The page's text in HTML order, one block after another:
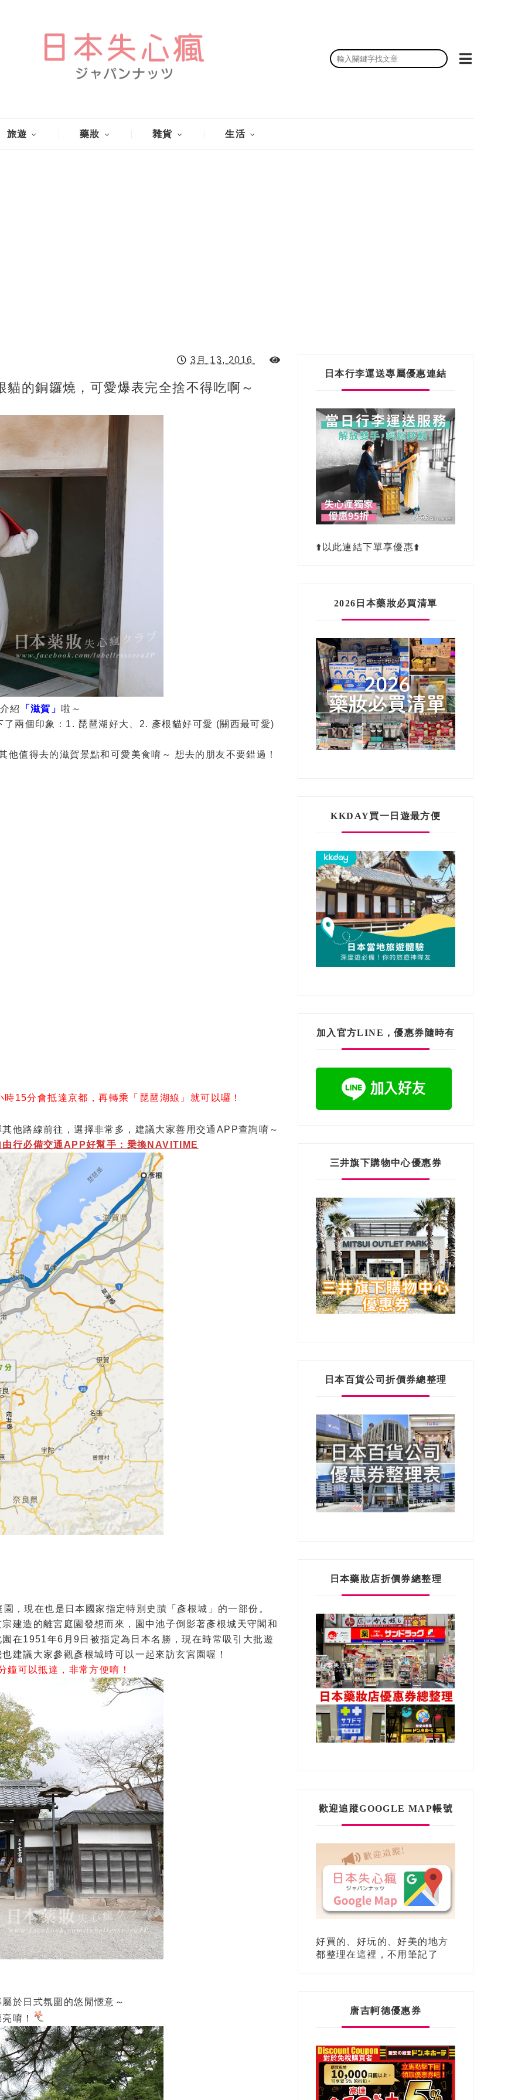
旅遊 藥妝 雜貨 生活
3月 13, 2016
的銅鑼燒，可愛爆表完全捨不得吃啊～
紹 「滋賀」 啦～
兩個印象：1. 琵琶湖好大、2. 彥根貓好可愛 (關西最可愛)
值得去的滋賀景點和可愛美食唷～ 想去的朋友不要錯過！
時15分會抵達京都，再轉乘「琵琶湖線」就可以囉！
他路線前往，選擇非常多，建議大家善用交通APP查詢唷～
由行必備交通APP好幫手：乗換NAVITIME
，現在也是日本國家指定特別史蹟「彥根城」的一部份。
建造的離宮庭園發想而來，園中池子倒影著彥根城天守閣和
在1951年6月9日被指定為日本名勝，現在時常吸引大批遊
建議大家參觀彥根城時可以一起來訪玄宮園喔！
鐘可以抵達，非常方便唷！
於日式氛圍的悠閒愜意～
唷！
日本行李運送專屬優惠連結
⬆️以此連結下單享優惠⬆️
2026日本藥妝必買清單
KKDAY買一日遊最方便
加入官方LINE，優惠券隨時有
三井旗下購物中心優惠券
日本百貨公司折價券總整理
日本藥妝店折價券總整理
歡迎追蹤GOOGLE MAP帳號
好買的、好玩的、好美的地方
都整理在這裡，不用筆記了
唐吉軻德優惠券